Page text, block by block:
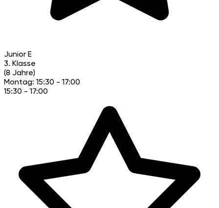
Junior E
3. Klasse
(8 Jahre)
Montag: 15:30 - 17:00
15:30 - 17:00